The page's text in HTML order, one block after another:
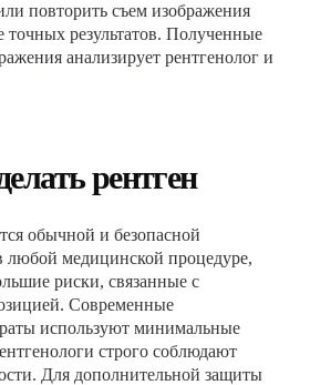
повторить съем изображения
точных результатов. Полученные
анализирует рентгенолог и
рентген
обычной и безопасной
любой медицинской процедуре,
риски, связанные с
Современные
используют минимальные
строго соблюдают
Для дополнительной защиты